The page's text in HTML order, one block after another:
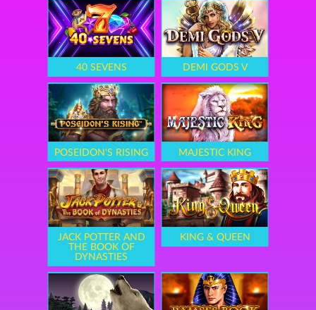
40 SEVENS DEMI GODS V
POSEIDON'S RISING MAJESTIC KING
JACK POTTER AND
THE BOOK OF
DYNASTIES
KING & QUEEN